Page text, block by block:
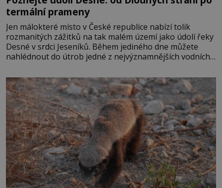
termální prameny
Jen málokteré místo v České republice nabízí tolik
rozmanitých zážitků na tak malém území jako údolí řeky
Desné v srdci Jeseníků. Během jediného dne můžete
nahlédnout do útrob jedné z nejvýznamnějších vodních
se na koloběžce a den zakončit poznáváním památek ve
Velkých Losinách nebo v termálním